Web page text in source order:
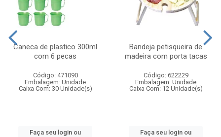
Caneca de plastico 300ml
com 6 pecas
Código: 471090
Embalagem: Unidade
Caixa Com: 30 Unidade(s)
Faça seu login ou
Bandeja petisqueira de
madeira com porta tacas
Código: 622229
Embalagem: Unidade
Caixa Com: 12 Unidade(s)
Faça seu login ou